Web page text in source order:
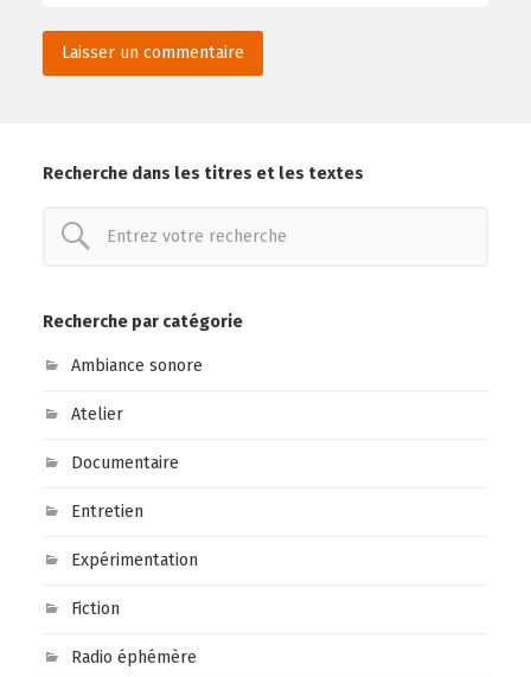
Recherche dans les titres et les textes
Recherche par catégorie
Ambiance sonore
Atelier
Documentaire
Entretien
Expérimentation
Fiction
Radio éphémère